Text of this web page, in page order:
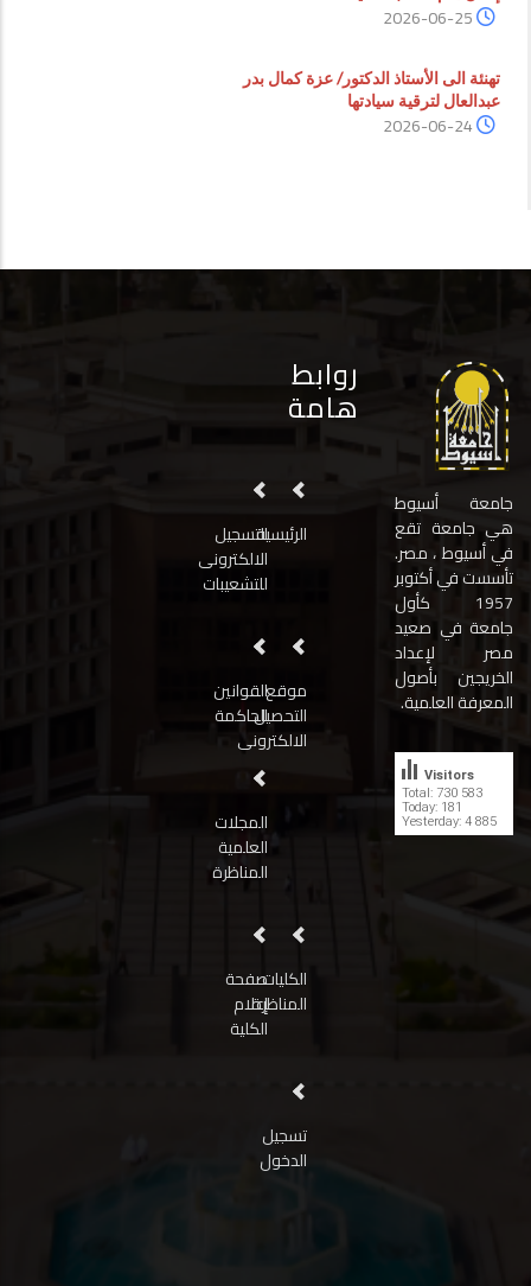
2026-06-25
تهنئة الى الأستاذ الدكتور/ عزة كمال بدر
عبدالعال لترقية سيادتها
2026-06-24
جامعة أسيوط
هي جامعة تقع
في أسيوط ، مصر.
تأسست في أكتوبر
1957 كأول
جامعة في صعيد
مصر لإعداد
الخريجين بأصول
المعرفة العلمية.
Total: 730 583
Today: 181
Yesterday: 4 885
Visitors
روابط
هامة
الرئيسيةالتسجيل
الالكترونى
للتشعيبات
موقع
التحصيل
الالكترونى
القوانين
الحاكمة
المجلات
العلمية
المناظرة
الكليات
المناظرة
صفحة
إعلام
الكلية
تسجيل
الدخول